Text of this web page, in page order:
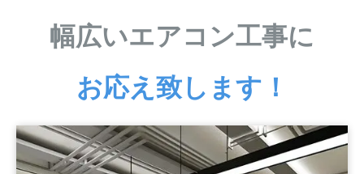
幅広いエアコン工事に
お応え致します！